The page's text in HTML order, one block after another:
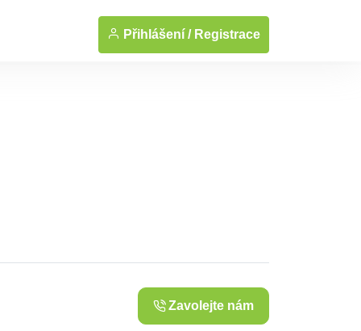
Přihlášení / Registrace
... Zobrazit fotografie
Zavolejte nám